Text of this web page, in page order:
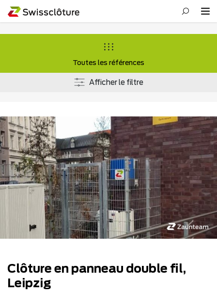
Toutes les références
Afficher le filtre
Clôture en panneau double fil,
Leipzig